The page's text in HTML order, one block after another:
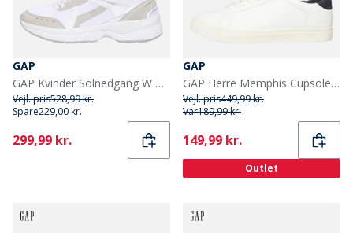
GAP
GAP Kvinder Solnedgang W Trænere White Crystal
Vejl. pris528,99 kr.
Spare229,00 kr.
Current
299,99 kr.
GAP
GAP Herre Memphis Cupsole Træningssko Hvid
Vejl. pris449,99 kr.
Var189,99 kr.
Current
149,99 kr.
Outlet